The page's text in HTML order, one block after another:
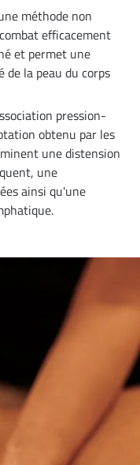
méthode non
efficacement
et permet une
la peau du corps
pression-
obtenu par les
une distension
une
ainsi qu'une